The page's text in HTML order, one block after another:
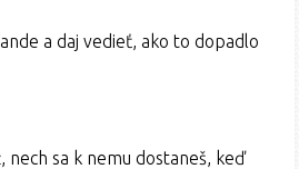
a daj vedieť, ako to dopadlo
nech sa k nemu dostaneš, keď